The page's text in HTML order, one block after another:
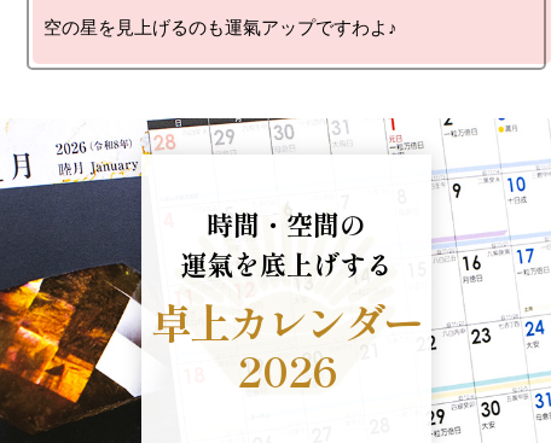
空の星を見上げるのも運氣アップですわよ♪
時間・空間の
運氣を底上げする
卓上カレンダー
2026